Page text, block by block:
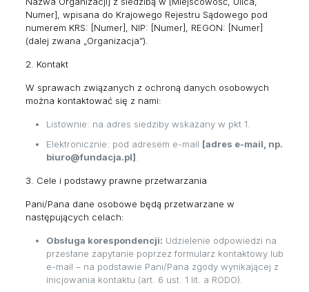
Numer], wpisana do Krajowego Rejestru Sądowego pod
numerem KRS: [Numer], NIP: [Numer], REGON: [Numer]
(dalej zwana „Organizacja”).
2. Kontakt
W sprawach związanych z ochroną danych osobowych
można kontaktować się z nami:
Listownie: na adres siedziby wskazany w pkt 1.
Elektronicznie: pod adresem e-mail [adres e-mail, np.
biuro@fundacja.pl]
3. Cele i podstawy prawne przetwarzania
Pani/Pana dane osobowe będą przetwarzane w
następujących celach:
Obsługa korespondencji: Udzielenie odpowiedzi na
przesłane zapytanie poprzez formularz kontaktowy lub
e-mail – na podstawie Pani/Pana zgody wynikającej z
inicjowania kontaktu (art. 6 ust. 1 lit. a RODO).